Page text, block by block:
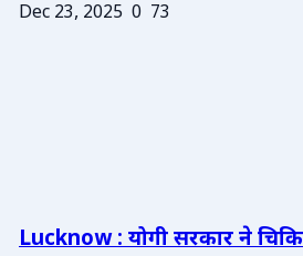
Dec 23, 2025 0 73
Lucknow : योगी सरकार ने